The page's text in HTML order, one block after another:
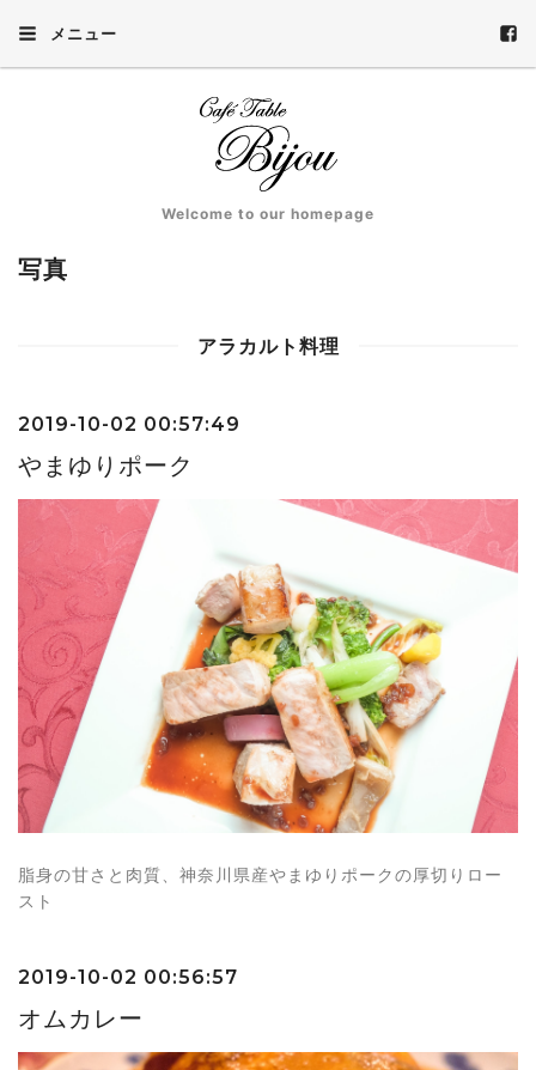
メニュー
Welcome to our homepage
写真
アラカルト料理
2019-10-02 00:57:49
やまゆりポーク
脂身の甘さと肉質、神奈川県産やまゆりポークの厚切りロー
スト
2019-10-02 00:56:57
オムカレー